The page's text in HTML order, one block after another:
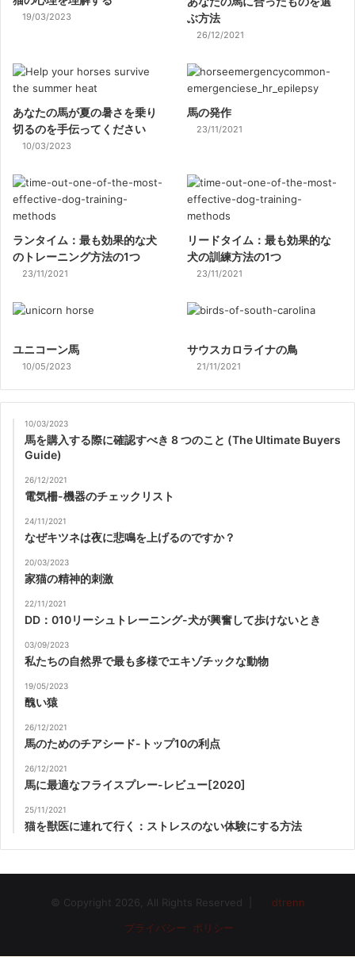
19/03/2023
ぶ方法
26/12/2021
あなたの馬が夏の暑さを乗り
切るのを手伝ってください
10/03/2023
馬の発作
23/11/2021
ランタイム：最も効果的な犬
のトレーニング方法の1つ
23/11/2021
リードタイム：最も効果的な
犬の訓練方法の1つ
23/11/2021
ユニコーン馬
10/05/2023
サウスカロライナの鳥
21/11/2021
10/03/2023
馬を購入する際に確認すべき 8 つのこと (The Ultimate Buyers
Guide)
26/12/2021
電気柵-機器のチェックリスト
24/11/2021
なぜキツネは夜に悲鳴を上げるのですか？
20/03/2023
家猫の精神的刺激
22/11/2021
DD：010リーシュトレーニング-犬が興奮して歩けないとき
03/09/2023
私たちの自然界で最も多様でエキゾチックな動物
19/05/2023
醜い猿
26/12/2021
馬のためのチアシード-トップ10の利点
26/12/2021
馬に最適なフライスプレー-レビュー[2020]
25/11/2021
猫を獣医に連れて行く：ストレスのない体験にする方法
© Copyright 2026, All Rights Reserved |
dtrenn
プライバシー ポリシー